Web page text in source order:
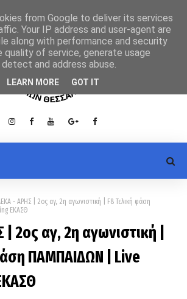
- ΑΡΗΣ | 2ος αγ, 2η αγωνιστική | F8 Τελική φάση
ΕΚΑΣΘ
2ος αγ, 2η αγωνιστική |
ΠΑΜΠΑΙΔΩΝ | Live
from Google to deliver its services
Your IP address and user-agent are
along with performance and security
quality of service, generate usage
and address abuse.
LEARN MORE GOT IT